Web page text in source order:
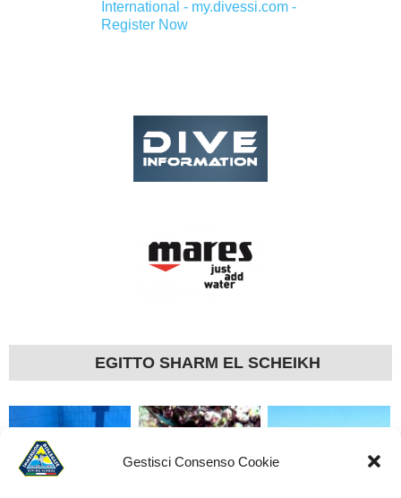
Gestisci Consenso Cookie
EGITTO SHARM EL SCHEIKH